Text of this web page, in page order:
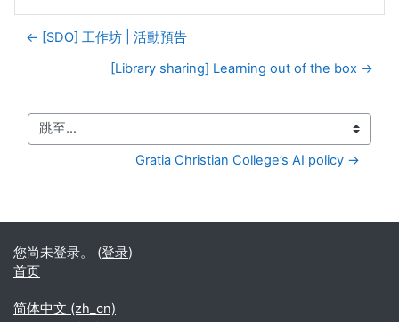
← [SDO] 工作坊 | 活動預告
[Library sharing] Learning out of the box →
跳至...
Gratia Christian College’s AI policy →
您尚未登录。 (登录)
首页
简体中文 ‎(zh_cn)‎